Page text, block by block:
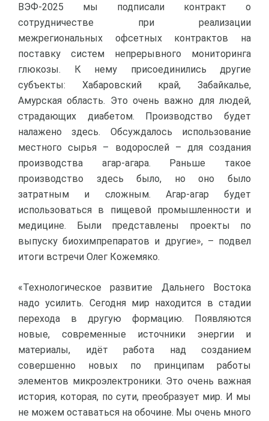
ВЭФ-2025 мы подписали контракт о
сотрудничестве при реализации
межрегиональных офсетных контрактов на
поставку систем непрерывного мониторинга
глюкозы. К нему присоединились другие
субъекты: Хабаровский край, Забайкалье,
Амурская область. Это очень важно для людей,
страдающих диабетом. Производство будет
налажено здесь. Обсуждалось использование
местного сырья – водорослей – для создания
производства агар-агара. Раньше такое
производство здесь было, но оно было
затратным и сложным. Агар-агар будет
использоваться в пищевой промышленности и
медицине. Были представлены проекты по
выпуску биохимпрепаратов и другие», – подвел
итоги встречи Олег Кожемяко.
«Технологическое развитие Дальнего Востока
надо усилить. Сегодня мир находится в стадии
перехода в другую формацию. Появляются
новые, современные источники энергии и
материалы, идёт работа над созданием
совершенно новых по принципам работы
элементов микроэлектроники. Это очень важная
история, которая, по сути, преобразует мир. И мы
не можем оставаться на обочине. Мы очень много